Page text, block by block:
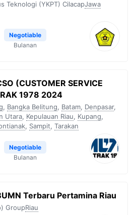
Teknologi (YKPT) CilacapJawa
Negotiable
Bulanan
(CUSTOMER SERVICE
1978 2024
, Bangka Belitung, Batam, Denpasar,
Utara, Kepulauan Riau, Kupang,
, Sampit, Tarakan
Negotiable
Bulanan
Terbaru Pertamina Riau
GroupRiau